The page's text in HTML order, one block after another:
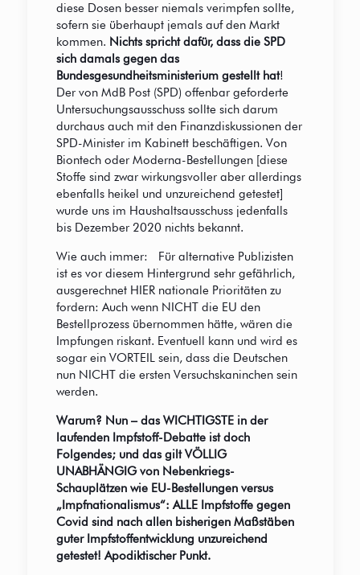
diese Dosen besser niemals verimpfen sollte,
sofern sie überhaupt jemals auf den Markt
kommen. Nichts spricht dafür, dass die SPD
sich damals gegen das
Bundesgesundheitsministerium gestellt hat!
Der von MdB Post (SPD) offenbar geforderte
Untersuchungsausschuss sollte sich darum
durchaus auch mit den Finanzdiskussionen der
SPD-Minister im Kabinett beschäftigen. Von
Biontech oder Moderna-Bestellungen [diese
Stoffe sind zwar wirkungsvoller aber allerdings
ebenfalls heikel und unzureichend getestet]
wurde uns im Haushaltsausschuss jedenfalls
bis Dezember 2020 nichts bekannt.
Wie auch immer: Für alternative Publizisten
ist es vor diesem Hintergrund sehr gefährlich,
ausgerechnet HIER nationale Prioritäten zu
fordern: Auch wenn NICHT die EU den
Bestellprozess übernommen hätte, wären die
Impfungen riskant. Eventuell kann und wird es
sogar ein VORTEIL sein, dass die Deutschen
nun NICHT die ersten Versuchskaninchen sein
werden.
Warum? Nun – das WICHTIGSTE in der
laufenden Impfstoff-Debatte ist doch
Folgendes; und das gilt VÖLLIG
UNABHÄNGIG von Nebenkriegs-
Schauplätzen wie EU-Bestellungen versus
„Impfnationalismus“: ALLE Impfstoffe gegen
Covid sind nach allen bisherigen Maßstäben
guter Impfstoffentwicklung unzureichend
getestet! Apodiktischer Punkt.